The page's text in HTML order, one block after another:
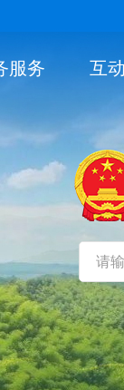
服务 互